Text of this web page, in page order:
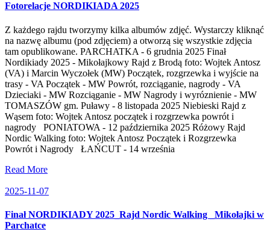
Fotorelacje NORDIKIADA 2025
Z każdego rajdu tworzymy kilka albumów zdjęć. Wystarczy kliknąć
na nazwę albumu (pod zdjęciem) a otworzą się wszystkie zdjęcia
tam opublikowane. PARCHATKA - 6 grudnia 2025 Finał
Nordikiady 2025 - Mikołajkowy Rajd z Brodą foto: Wojtek Antosz
(VA) i Marcin Wyczołek (MW) Początek, rozgrzewka i wyjście na
trasy - VA Początek - MW Powrót, rozciąganie, nagrody - VA
Dzieciaki - MW Rozciąganie - MW Nagrody i wyróznienie - MW
TOMASZÓW gm. Puławy - 8 listopada 2025 Niebieski Rajd z
Wąsem foto: Wojtek Antosz początek i rozgrzewka powrót i
nagrody PONIATOWA - 12 października 2025 Różowy Rajd
Nordic Walking foto: Wojtek Antosz Początek i Rozgrzewka
Powrót i Nagrody ŁAŃCUT - 14 września
Read More
2025-11-07
Finał NORDIKIADY 2025_Rajd Nordic Walking _Mikołajki w
Parchatce